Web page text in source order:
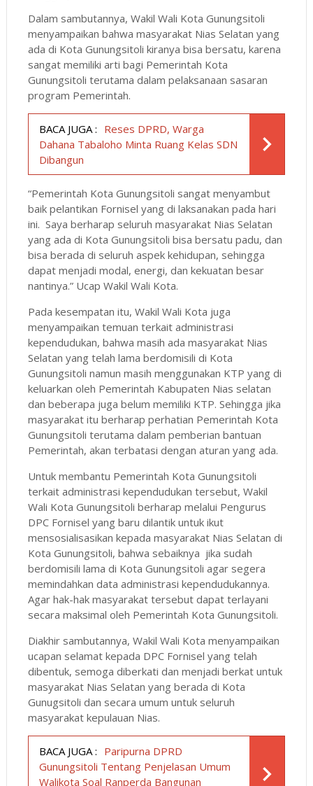
Dalam sambutannya, Wakil Wali Kota Gunungsitoli
menyampaikan bahwa masyarakat Nias Selatan yang
ada di Kota Gunungsitoli kiranya bisa bersatu, karena
sangat memiliki arti bagi Pemerintah Kota
Gunungsitoli terutama dalam pelaksanaan sasaran
program Pemerintah.
BACA JUGA : Reses DPRD, Warga
Dahana Tabaloho Minta Ruang Kelas SDN
Dibangun
“Pemerintah Kota Gunungsitoli sangat menyambut
baik pelantikan Fornisel yang di laksanakan pada hari
ini. Saya berharap seluruh masyarakat Nias Selatan
yang ada di Kota Gunungsitoli bisa bersatu padu, dan
bisa berada di seluruh aspek kehidupan, sehingga
dapat menjadi modal, energi, dan kekuatan besar
nantinya.” Ucap Wakil Wali Kota.
Pada kesempatan itu, Wakil Wali Kota juga
menyampaikan temuan terkait administrasi
kependudukan, bahwa masih ada masyarakat Nias
Selatan yang telah lama berdomisili di Kota
Gunungsitoli namun masih menggunakan KTP yang di
keluarkan oleh Pemerintah Kabupaten Nias selatan
dan beberapa juga belum memiliki KTP. Sehingga jika
masyarakat itu berharap perhatian Pemerintah Kota
Gunungsitoli terutama dalam pemberian bantuan
Pemerintah, akan terbatasi dengan aturan yang ada.
Untuk membantu Pemerintah Kota Gunungsitoli
terkait administrasi kependudukan tersebut, Wakil
Wali Kota Gunungsitoli berharap melalui Pengurus
DPC Fornisel yang baru dilantik untuk ikut
mensosialisasikan kepada masyarakat Nias Selatan di
Kota Gunungsitoli, bahwa sebaiknya jika sudah
berdomisili lama di Kota Gunungsitoli agar segera
memindahkan data administrasi kependudukannya.
Agar hak-hak masyarakat tersebut dapat terlayani
secara maksimal oleh Pemerintah Kota Gunungsitoli.
Diakhir sambutannya, Wakil Wali Kota menyampaikan
ucapan selamat kepada DPC Fornisel yang telah
dibentuk, semoga diberkati dan menjadi berkat untuk
masyarakat Nias Selatan yang berada di Kota
Gunugsitoli dan secara umum untuk seluruh
masyarakat kepulauan Nias.
BACA JUGA : Paripurna DPRD
Gunungsitoli Tentang Penjelasan Umum
Walikota Soal Ranperda Bangunan